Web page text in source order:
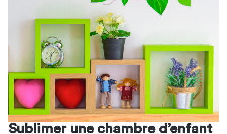
Sublimer une chambre d’enfant